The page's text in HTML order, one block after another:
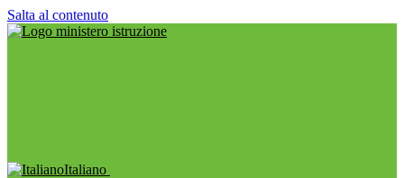
Salta al contenuto
Italiano